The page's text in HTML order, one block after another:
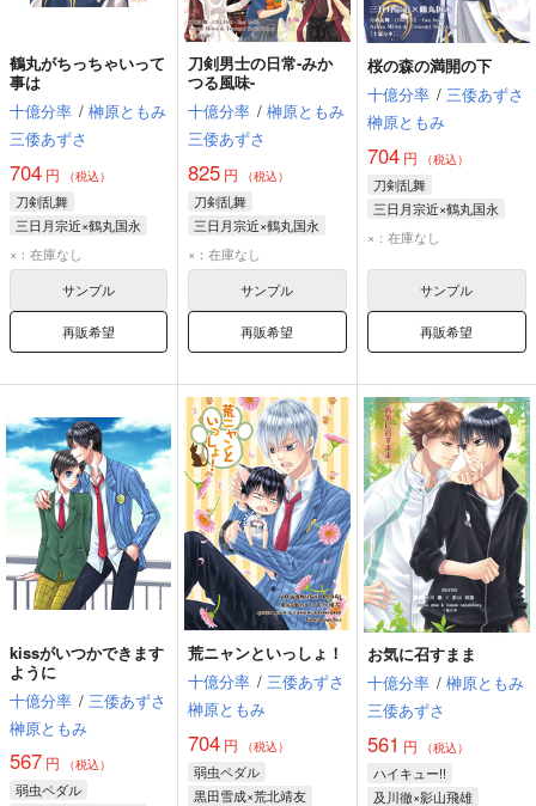
鶴丸がちっちゃいって
事は
十億分率 / 榊原ともみ
三倭あずさ
704 円 （税込）
刀剣乱舞
三日月宗近×鶴丸国永
×：在庫なし
サンプル
再販希望
刀剣男士の日常-みか
つる風味-
十億分率 / 榊原ともみ
三倭あずさ
825 円 （税込）
刀剣乱舞
三日月宗近×鶴丸国永
×：在庫なし
サンプル
再販希望
桜の森の満開の下
十億分率 / 三倭あずさ
榊原ともみ
704円 （税込）
刀剣乱舞
三日月宗近×鶴丸国永
×：在庫なし
サンプル
再販希望
kissがいつかできます
ように
十億分率 / 三倭あずさ
榊原ともみ
567 円 （税込）
弱虫ペダル
荒ニャンといっしょ！
十億分率 / 三倭あずさ
榊原ともみ
704 円 （税込）
弱虫ペダル
黒田雪成×荒北靖友
お気に召すまま
十億分率 / 榊原ともみ
三倭あずさ
561 円 （税込）
ハイキュー!!
及川徹×影山飛雄